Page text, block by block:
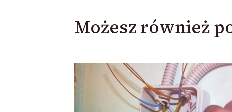
Możesz również